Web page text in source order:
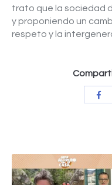
trato que la sociedad
y proponiendo un
respeto y la